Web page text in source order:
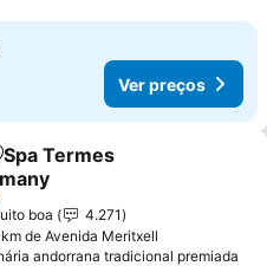
Ver preços
aos favoritos
Termes
boa
4.271
km de Avenida Meritxell
andorrana tradicional premiada